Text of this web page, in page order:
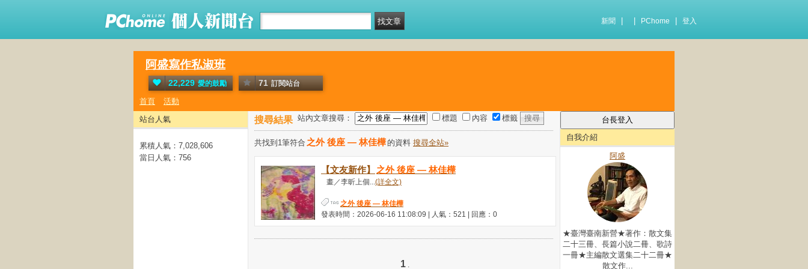
新聞 PChome 登入
阿盛寫作私淑班
22,229 愛的鼓勵 71 訂閱站台
首頁 活動
搜尋結果 站內文章搜尋： 標題 內容 標籤
共找到1筆符合 之外 後座 — 林佳樺 的資料 搜尋全站»
【文友新作】 之外 後座 — 林佳樺
畫／李昕上個...(詳全文)
之外 後座 — 林佳樺
發表時間：2026-06-16 11:08:09 | 人氣：521 | 回應：0
1 .
自我介紹
阿盛
★臺灣臺南新營★著作：散文集
二十三冊、長篇小說二冊、歌詩
一冊★主編散文選集二十二冊★
散文作...
站台人氣
累積人氣： 7,028,606
當日人氣： 756